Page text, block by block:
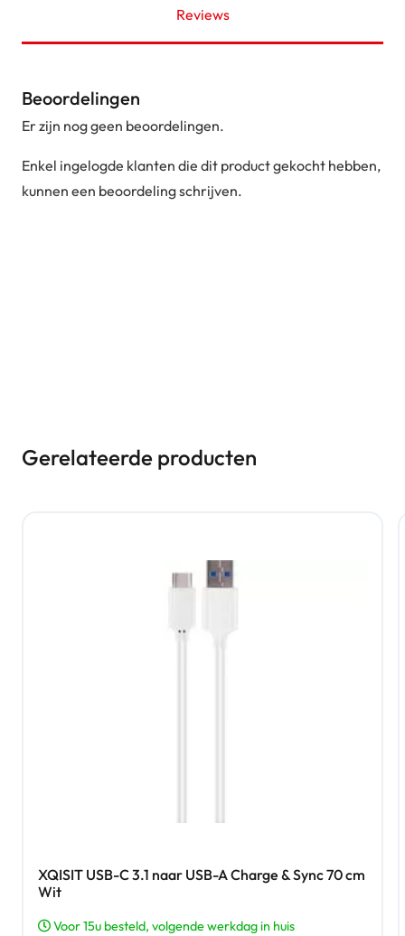
Reviews
Beoordelingen
Er zijn nog geen beoordelingen.
Enkel ingelogde klanten die dit product gekocht hebben,
kunnen een beoordeling schrijven.
Gerelateerde producten
XQISIT USB-C 3.1 naar USB-A Charge & Sync 70 cm
Wit
Voor 15u besteld, volgende werkdag in huis